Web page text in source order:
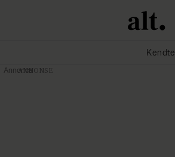
Kendte
Annonce